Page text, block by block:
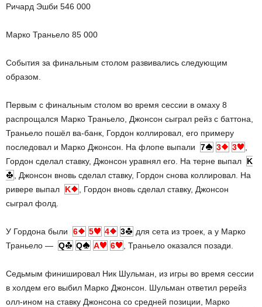
Ричард Эшби 546 000
Марко Траньело 85 000
События за финальным столом развивались следующим
образом.
Первым с финальным столом во время сессии в омаху 8
распрощался Марко Траньело, Джонсон сыграл рейз с баттона,
Траньело пошёл ва-банк, Гордон коллировал, его примеру
последовал и Марко Джонсон. На флопе выпали 7 3 3
Гордон сделал ставку, Джонсон уравнял его. На терне выпал
K
, Джонсон вновь сделал ставку, Гордон снова коллировал. На
ривере выпал
K
, Гордон вновь сделал ставку, Джонсон
сыграл фолд.
У Гордона были 6 5 4 3
для сета из троек, а у Марко
Траньело — Q Q A 6 , Траньело оказался позади.
Седьмым финишировал Ник Шульман, из игры во время сессии
в холдем его выбил Марко Джонсон. Шульман ответил ререйз
олл-ином на ставку Джонсона со средней позиции, Марко